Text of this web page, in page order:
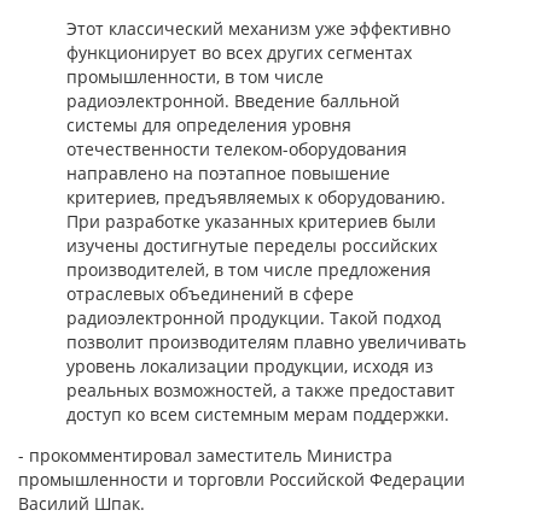
Этот классический механизм уже эффективно
функционирует во всех других сегментах
промышленности, в том числе
радиоэлектронной. Введение балльной
системы для определения уровня
отечественности телеком-оборудования
направлено на поэтапное повышение
критериев, предъявляемых к оборудованию.
При разработке указанных критериев были
изучены достигнутые переделы российских
производителей, в том числе предложения
отраслевых объединений в сфере
радиоэлектронной продукции. Такой подход
позволит производителям плавно увеличивать
уровень локализации продукции, исходя из
реальных возможностей, а также предоставит
доступ ко всем системным мерам поддержки.
- прокомментировал заместитель Министра
промышленности и торговли Российской Федерации
Василий Шпак.